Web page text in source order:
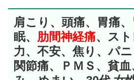
肩こり、頭痛、胃痛
眠、 肋間神経痛、ス
力、不安、焦り、パニ
関節痛、ＰＭＳ、貧